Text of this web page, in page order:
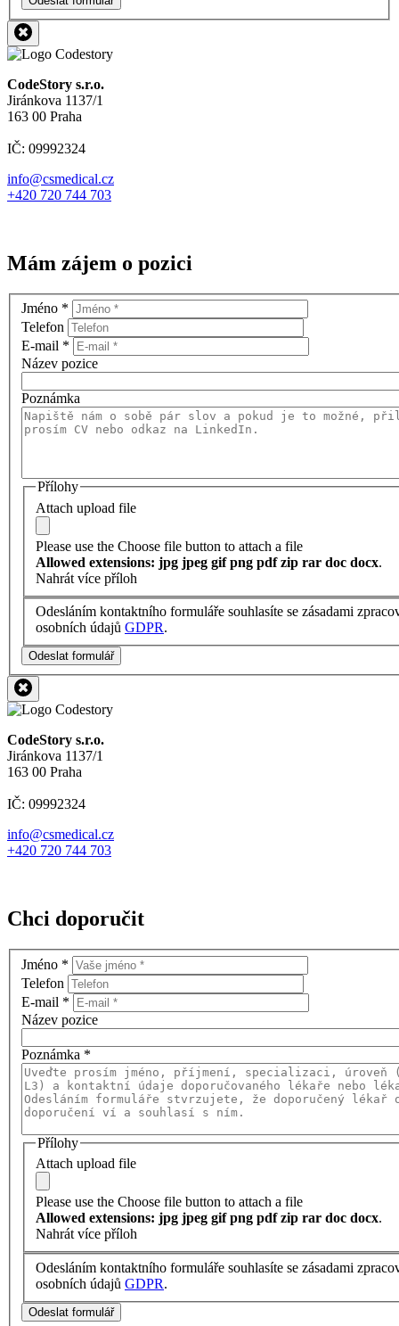
CodeStory s.r.o.
Jiránkova 1137/1
163 00 Praha
IČ: 09992324
info@csmedical.cz
+420 720 744 703
Mám zájem o pozici
Jméno *
Telefon
E-mail *
Název pozice
Poznámka
Přílohy
Attach upload file
Please use the Choose file button to attach a file
Allowed extensions: jpg jpeg gif png pdf zip rar doc docx.
Nahrát více příloh
Odesláním kontaktního formuláře souhlasíte se zásadami
osobních údajů GDPR.
Odeslat formulář
CodeStory s.r.o.
Jiránkova 1137/1
163 00 Praha
IČ: 09992324
info@csmedical.cz
+420 720 744 703
Chci doporučit
Jméno *
Telefon
E-mail *
Název pozice
Poznámka *
Přílohy
Attach upload file
Please use the Choose file button to attach a file
Allowed extensions: jpg jpeg gif png pdf zip rar doc docx.
Nahrát více příloh
Odesláním kontaktního formuláře souhlasíte se zásadami
osobních údajů GDPR.
Odeslat formulář